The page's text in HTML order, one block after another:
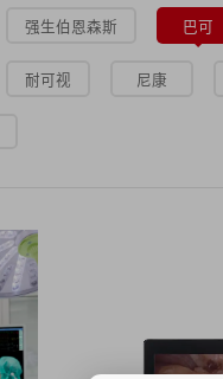
强生伯恩森斯 巴可
耐可视 尼康